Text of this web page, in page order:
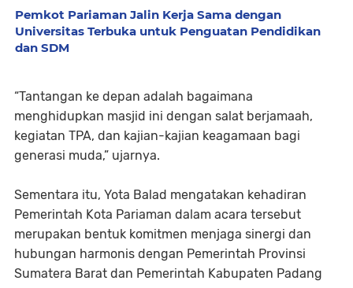
Pemkot Pariaman Jalin Kerja Sama dengan
Universitas Terbuka untuk Penguatan Pendidikan
dan SDM
“Tantangan ke depan adalah bagaimana
menghidupkan masjid ini dengan salat berjamaah,
kegiatan TPA, dan kajian-kajian keagamaan bagi
generasi muda,” ujarnya.
Sementara itu, Yota Balad mengatakan kehadiran
Pemerintah Kota Pariaman dalam acara tersebut
merupakan bentuk komitmen menjaga sinergi dan
hubungan harmonis dengan Pemerintah Provinsi
Sumatera Barat dan Pemerintah Kabupaten Padang